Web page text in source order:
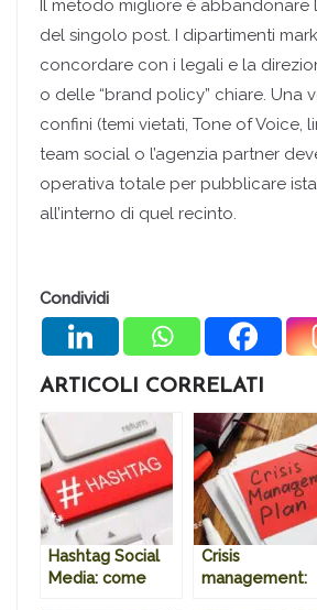
Il metodo migliore è abbandonare
del singolo post. I dipartimenti
concordare con i legali e la
o delle “brand policy” chiare. Una
confini (temi vietati, Tone of Voice,
team social o l’agenzia partner
operativa totale per pubblicare
all’interno di quel recinto.
Condividi
ARTICOLI CORRELATI
Hashtag Social
Media: come
Crisis
management: